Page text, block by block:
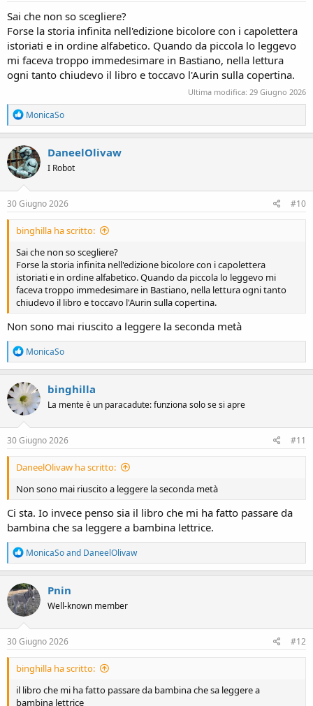
Sai che non so scegliere?
Forse la storia infinita nell'edizione bicolore con i capolettera
istoriati e in ordine alfabetico. Quando da piccola lo leggevo
mi faceva troppo immedesimare in Bastiano, nella lettura
ogni tanto chiudevo il libro e toccavo l'Aurin sulla copertina.
Ultima modifica: 29 Giugno 2026
R
e
a
c
t
i
o
n
s
MonicaSo
DaneelOlivaw
I Robot
30 Giugno 2026 #10
binghilla ha scritto:
Sai che non so scegliere?
Forse la storia infinita nell'edizione bicolore con i capolettera
istoriati e in ordine alfabetico. Quando da piccola lo leggevo mi
faceva troppo immedesimare in Bastiano, nella lettura ogni tanto
chiudevo il libro e toccavo l'Aurin sulla copertina.
Non sono mai riuscito a leggere la seconda metà
R
e
a
c
t
i
o
n
s
MonicaSo
binghilla
La mente è un paracadute: funziona solo se si apre
30 Giugno 2026 #11
DaneelOlivaw ha scritto:
Non sono mai riuscito a leggere la seconda metà
Ci sta. Io invece penso sia il libro che mi ha fatto passare da
bambina che sa leggere a bambina lettrice.
R
e
a
c
t
i
o
n
s
MonicaSoand DaneelOlivaw
Pnin
Well-known member
30 Giugno 2026 #12
binghilla ha scritto:
il libro che mi ha fatto passare da bambina che sa leggere a
bambina lettrice